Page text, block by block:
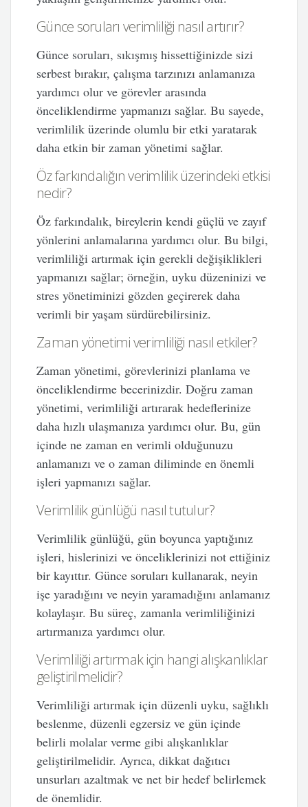
Günce soruları verimliliği nasıl artırır?
Günce soruları, sıkışmış hissettiğinizde sizi
serbest bırakır, çalışma tarzınızı anlamanıza
yardımcı olur ve görevler arasında
önceliklendirme yapmanızı sağlar. Bu sayede,
verimlilik üzerinde olumlu bir etki yaratarak
daha etkin bir zaman yönetimi sağlar.
Öz farkındalığın verimlilik üzerindeki etkisi
nedir?
Öz farkındalık, bireylerin kendi güçlü ve zayıf
yönlerini anlamalarına yardımcı olur. Bu bilgi,
verimliliği artırmak için gerekli değişiklikleri
yapmanızı sağlar; örneğin, uyku düzeninizi ve
stres yönetiminizi gözden geçirerek daha
verimli bir yaşam sürdürebilirsiniz.
Zaman yönetimi verimliliği nasıl etkiler?
Zaman yönetimi, görevlerinizi planlama ve
önceliklendirme becerinizdir. Doğru zaman
yönetimi, verimliliği artırarak hedeflerinize
daha hızlı ulaşmanıza yardımcı olur. Bu, gün
içinde ne zaman en verimli olduğunuzu
anlamanızı ve o zaman diliminde en önemli
işleri yapmanızı sağlar.
Verimlilik günlüğü nasıl tutulur?
Verimlilik günlüğü, gün boyunca yaptığınız
işleri, hislerinizi ve önceliklerinizi not ettiğiniz
bir kayıttır. Günce soruları kullanarak, neyin
işe yaradığını ve neyin yaramadığını anlamanız
kolaylaşır. Bu süreç, zamanla verimliliğinizi
artırmanıza yardımcı olur.
Verimliliği artırmak için hangi alışkanlıklar
geliştirilmelidir?
Verimliliği artırmak için düzenli uyku, sağlıklı
beslenme, düzenli egzersiz ve gün içinde
belirli molalar verme gibi alışkanlıklar
geliştirilmelidir. Ayrıca, dikkat dağıtıcı
unsurları azaltmak ve net bir hedef belirlemek
de önemlidir.